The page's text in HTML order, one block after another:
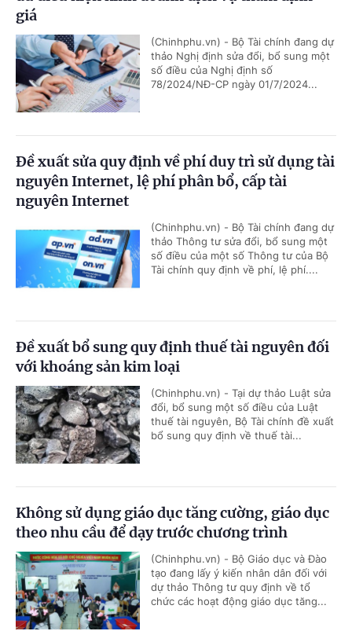
giá
(Chinhphu.vn) - Bộ Tài chính đang dự
thảo Nghị định sửa đổi, bổ sung một
số điều của Nghị định số
78/2024/NĐ-CP ngày 01/7/2024...
Đề xuất sửa quy định về phí duy trì sử dụng tài
nguyên Internet, lệ phí phân bổ, cấp tài
nguyên Internet
(Chinhphu.vn) - Bộ Tài chính đang dự
thảo Thông tư sửa đổi, bổ sung một
số điều của một số Thông tư của Bộ
Tài chính quy định về phí, lệ phí....
Đề xuất bổ sung quy định thuế tài nguyên đối
với khoáng sản kim loại
(Chinhphu.vn) - Tại dự thảo Luật sửa
đổi, bổ sung một số điều của Luật
thuế tài nguyên, Bộ Tài chính đề xuất
bổ sung quy định về thuế tài...
Không sử dụng giáo dục tăng cường, giáo dục
theo nhu cầu để dạy trước chương trình
(Chinhphu.vn) - Bộ Giáo dục và Đào
tạo đang lấy ý kiến nhân dân đối với
dự thảo Thông tư quy định về tổ
chức các hoạt động giáo dục tăng...